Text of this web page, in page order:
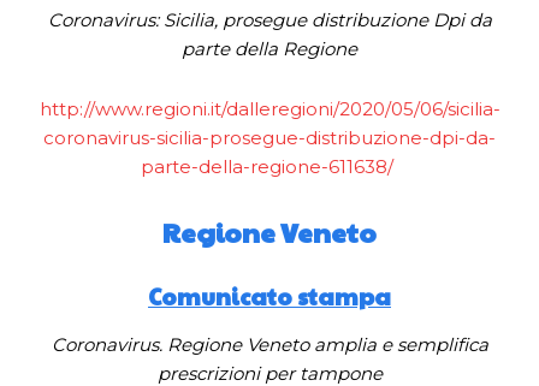
Coronavirus: Sicilia, prosegue distribuzione Dpi da
parte della Regione
http://www.regioni.it/dalleregioni/2020/05/06/sicilia-
coronavirus-sicilia-prosegue-distribuzione-dpi-da-
parte-della-regione-611638/
Regione Veneto
Comunicato stampa
Coronavirus. Regione Veneto amplia e semplifica
prescrizioni per tampone